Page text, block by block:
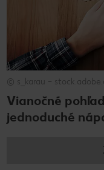
© s_karau –
Vianočné
jednoduché